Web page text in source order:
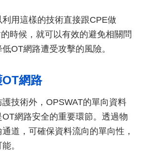
用這樣的技術直接跟CPE做
時候，就可以有效的避免相關問
OT網路遭受攻擊的風險。
網路
技術外，OPSWAT的單向資料
網路安全的重要環節。透過物
道，可確保資料流向的單向性，
。